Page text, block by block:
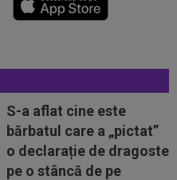
S-a aflat cine este
bărbatul care a „pictat”
o declarație de dragoste
pe o stâncă de pe
”în război” cu două
City și Barcelona,